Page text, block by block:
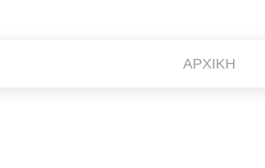
ΑΡΧΙΚΗ